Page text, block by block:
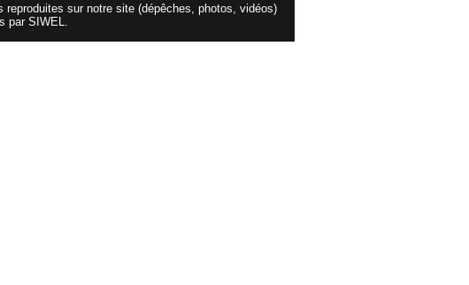
sur notre site (dépêches, photos, vidéos)
par SIWEL.